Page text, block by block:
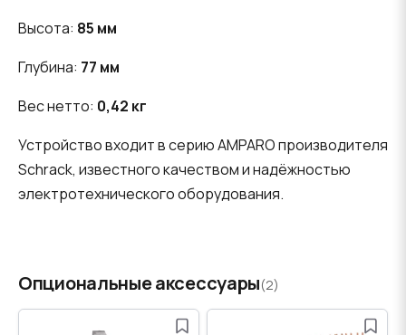
Высота: 85 мм
Глубина: 77 мм
Вес нетто: 0,42 кг
Устройство входит в серию AMPARO производителя
Schrack, известного качеством и надёжностью
электротехнического оборудования.
Опциональные аксессуары(2)